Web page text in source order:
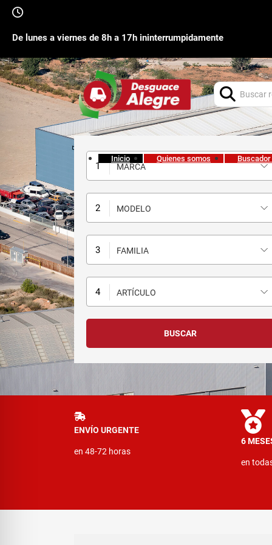
De lunes a viernes de 8h a 17h ininterrumpidamente
Buscar:
Inicio Quienes somos
MARCA
MODELO
FAMILIA
ARTÍCULO
ENVÍO URGENTE
en 48-72 horas
6
en